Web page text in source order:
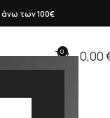
των 100€
0 0,00